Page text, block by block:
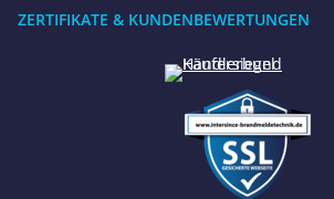
ZERTIFIKATE & KUNDENBEWERTUNGEN